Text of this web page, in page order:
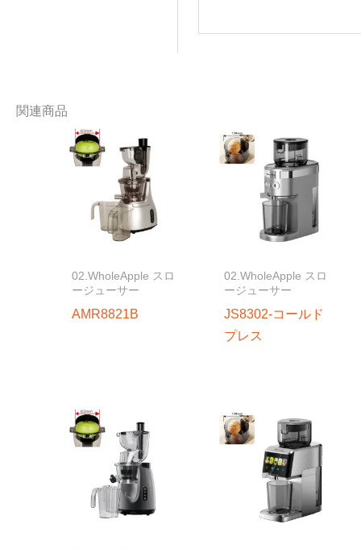
関連商品
02.WholeApple スロ
ージューサー
AMR8821B
02.WholeApple スロ
ージューサー
JS8302-コールド
プレス